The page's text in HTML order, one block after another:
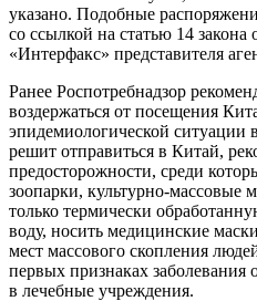
указано. Подобные
со ссылкой на статью 14
«Интерфакс» представителя
Ранее Роспотребнадзор
воздержаться от посещения
эпидемиологической ситуации
решит отправиться в Китай,
предосторожности, среди
зоопарки, культурно-массовые
только термически
воду, носить медицинские
мест массового скопления
первых признаках
в лечебные учреждения.